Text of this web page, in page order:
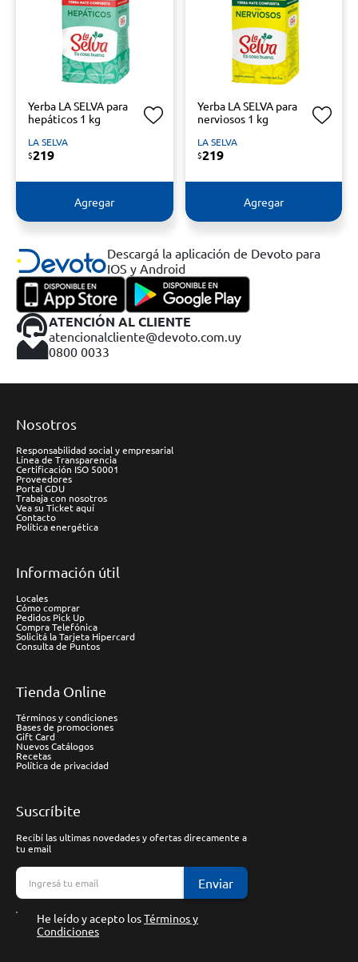
Yerba LA SELVA para
hepáticos 1 kg
LA SELVA
$219
Agregar
Yerba LA SELVA para
nerviosos 1 kg
LA SELVA
$219
Agregar
Descargá la aplicación de Devoto para
IOS y Android
ATENCIÓN AL CLIENTE
atencionalcliente@devoto.com.uy
0800 0033
Nosotros
Responsabilidad social y empresarial
Línea de Transparencia
Certificación ISO 50001
Proveedores
Portal GDU
Trabaja con nosotros
Vea su Ticket aquí
Contacto
Política energética
Información útil
Locales
Cómo comprar
Pedidos Pick Up
Compra Telefónica
Solicitá la Tarjeta Hipercard
Consulta de Puntos
Tienda Online
Términos y condiciones
Bases de promociones
Gift Card
Nuevos Catálogos
Recetas
Política de privacidad
Suscríbite
Recibí las ultimas novedades y ofertas direcamente a
tu email
Enviar
He leído y acepto losTérminos y
Condiciones